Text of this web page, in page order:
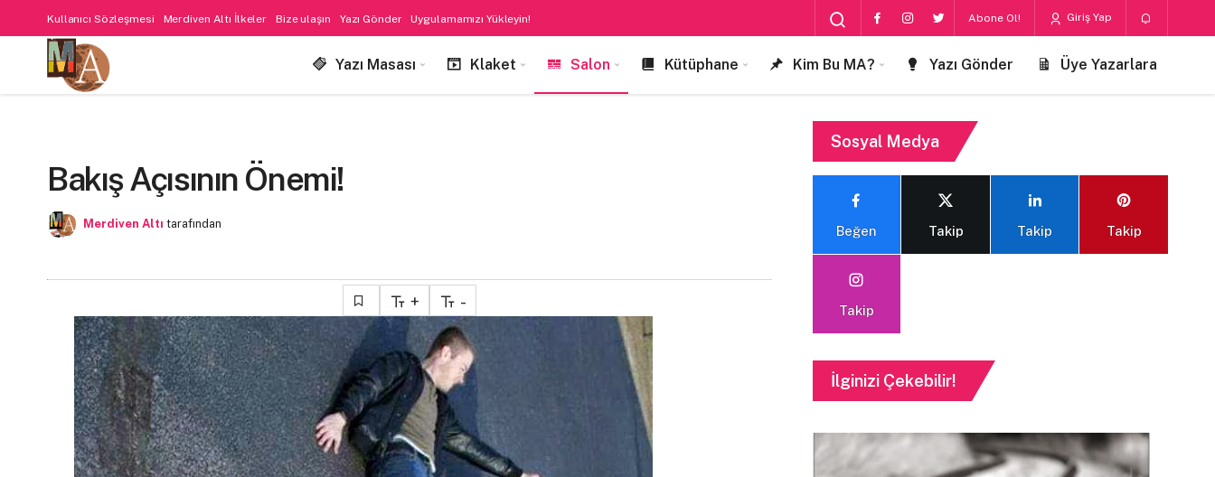
Kullanıcı Sözleşmesi Merdiven Altı İlkeler Bize ulaşın Yazı Gönder Uygulamamızı Yükleyin! Abone Ol! Giriş Yap
Yazı Masası Klaket Salon Kütüphane Kim Bu MA? Yazı Gönder Üye Yazarlara
Bakış Açısının Önemi!
Merdiven Altı tarafından
+ -
Sosyal Medya
Beğen Takip Takip Takip
Takip
İlginizi Çekebilir!